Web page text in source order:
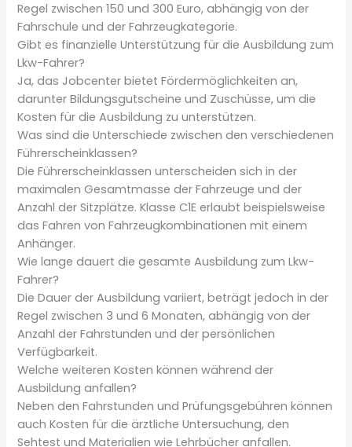
Regel zwischen 150 und 300 Euro, abhängig von der
Fahrschule und der Fahrzeugkategorie.
Gibt es finanzielle Unterstützung für die Ausbildung zum
Lkw-Fahrer?
Ja, das Jobcenter bietet Fördermöglichkeiten an,
darunter Bildungsgutscheine und Zuschüsse, um die
Kosten für die Ausbildung zu unterstützen.
Was sind die Unterschiede zwischen den verschiedenen
Führerscheinklassen?
Die Führerscheinklassen unterscheiden sich in der
maximalen Gesamtmasse der Fahrzeuge und der
Anzahl der Sitzplätze. Klasse C1E erlaubt beispielsweise
das Fahren von Fahrzeugkombinationen mit einem
Anhänger.
Wie lange dauert die gesamte Ausbildung zum Lkw-
Fahrer?
Die Dauer der Ausbildung variiert, beträgt jedoch in der
Regel zwischen 3 und 6 Monaten, abhängig von der
Anzahl der Fahrstunden und der persönlichen
Verfügbarkeit.
Welche weiteren Kosten können während der
Ausbildung anfallen?
Neben den Fahrstunden und Prüfungsgebühren können
auch Kosten für die ärztliche Untersuchung, den
Sehtest und Materialien wie Lehrbücher anfallen.